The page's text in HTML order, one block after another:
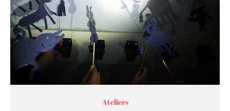
Ateliers